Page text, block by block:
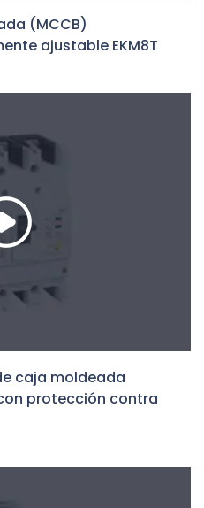
(MCCB)
ajustable EKM8T
caja moldeada
protección contra